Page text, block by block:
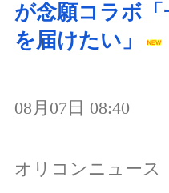
が念願コラボ
を届けたい」
08月07日 08:40
オリコンニュース